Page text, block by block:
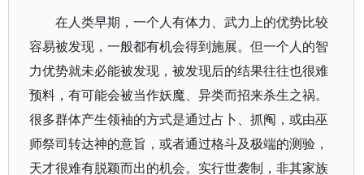
在人类早期，一个人有体力、武力上的优势比较
容易被发现，一般都有机会得到施展。但一个人的智
力优势就未必能被发现，被发现后的结果往往也很难
预料，有可能会被当作妖魔、异类而招来杀生之祸。
很多群体产生领袖的方式是通过占卜、抓阄，或由巫
师祭司转达神的意旨，或者通过格斗及极端的测验，
天才很难有脱颖而出的机会。实行世袭制，非其家族